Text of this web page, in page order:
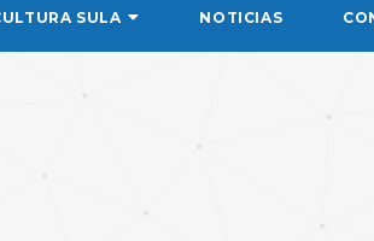
SULA NOTICIAS